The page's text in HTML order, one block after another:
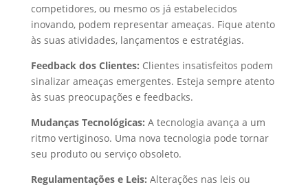
competidores, ou mesmo os já estabelecidos
inovando, podem representar ameaças. Fique atento
às suas atividades, lançamentos e estratégias.
Feedback dos Clientes: Clientes insatisfeitos podem
sinalizar ameaças emergentes. Esteja sempre atento
às suas preocupações e feedbacks.
Mudanças Tecnológicas: A tecnologia avança a um
ritmo vertiginoso. Uma nova tecnologia pode tornar
seu produto ou serviço obsoleto.
Regulamentações e Leis: Alterações nas leis ou